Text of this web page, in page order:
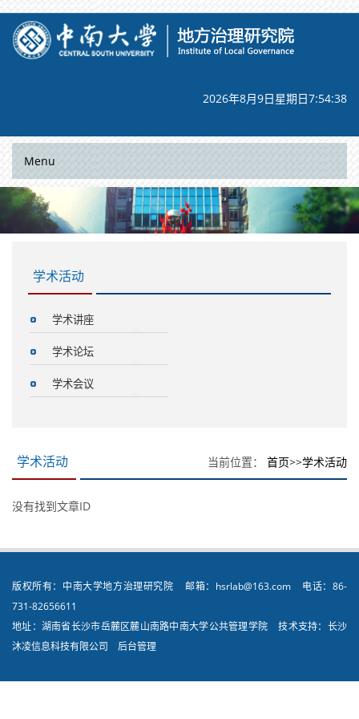
2026年8月9日星期日7:54:38
Menu
学术活动
学术讲座
学术论坛
学术会议
学术活动 当前位置： 首页>>学术活动
没有找到文章ID
版权所有：中南大学地方治理研究院 邮箱：hsrlab@163.com 电话：86-
731-82656611
地址：湖南省长沙市岳麓区麓山南路中南大学公共管理学院 技术支持：长沙
沐凌信息科技有限公司
后台管理